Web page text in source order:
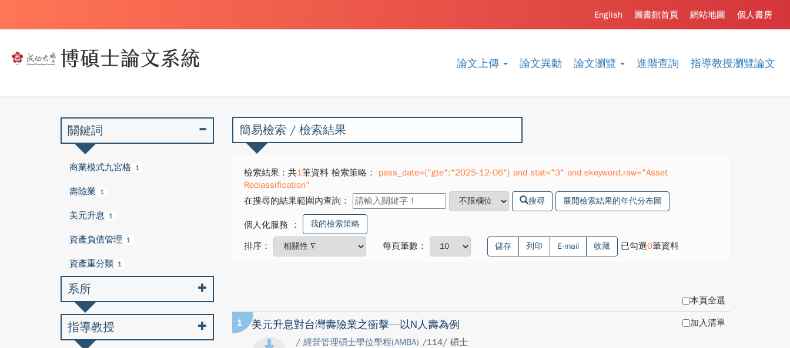
論文上傳 論文異動 論文瀏覽 進階查詢 指導教授瀏覽論文
個人書房
網站地圖
圖書館首頁
English
簡易檢索 / 檢索結果
檢索結果：共1筆資料 檢索策略：
pass_date={"gte":"2025-12-06"} and stat="3" and ekeyword.raw="Asset
Reclassification"
在搜尋的結果範圍內查詢：
搜尋 展開檢索結果的年代分布圖
個人化服務 ： 我的檢索策略
排序： 每頁筆數： 儲存 列印 E-mail 收藏 已勾選0筆資料
本頁全選
1 美元升息對台灣壽險業之衝擊—以N人壽為例
/ 經營管理碩士學位學程(AMBA) /114/ 碩士
加入清單
關鍵詞
商業模式九宮格 1
壽險業 1
美元升息 1
資產負債管理 1
資產重分類 1
系所
指導教授